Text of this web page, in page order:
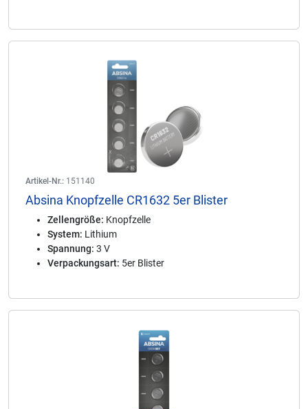
Artikel-Nr.: 151140
Absina Knopfzelle CR1632 5er Blister
Zellengröße: Knopfzelle
System: Lithium
Spannung: 3 V
Verpackungsart: 5er Blister